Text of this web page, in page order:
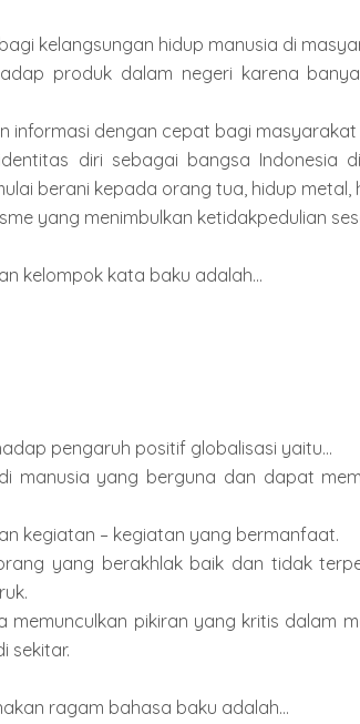
kelangsungan hidup manusia di
produk dalam negeri karena
informasi dengan cepat bagi masyarakat
diri sebagai bangsa Indonesia
berani kepada orang tua, hidup metal,
yang menimbulkan ketidakpedulian
kelompok kata baku adalah...
pengaruh positif globalisasi yaitu...
manusia yang berguna dan dapat
kegiatan – kegiatan yang bermanfaat.
yang berakhlak baik dan tidak
memunculkan pikiran yang kritis dalam
sekitar.
ragam bahasa baku adalah...